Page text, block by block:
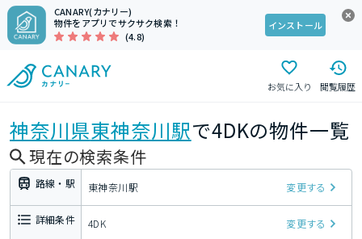
CANARY(カナリー)
物件をアプリでサクサク検索！
(4.8)
インストール
お気に入り 閲覧履歴
神奈川県東神奈川駅で4DKの物件一覧
現在の検索条件
路線・駅 東神奈川駅 変更する
詳細条件 4DK 変更する